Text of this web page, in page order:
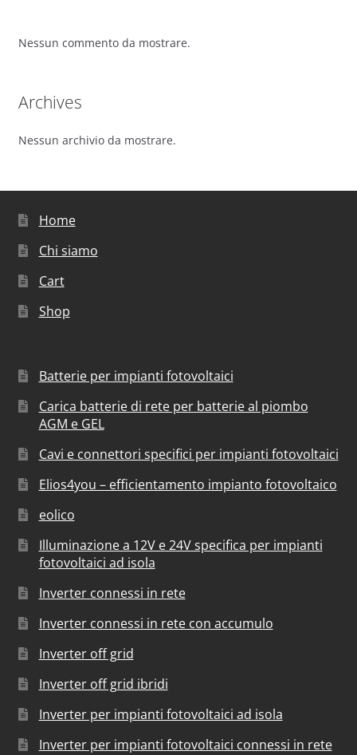
Nessun commento da mostrare.
Archives
Nessun archivio da mostrare.
Home
Chi siamo
Cart
Shop
Batterie per impianti fotovoltaici
Carica batterie di rete per batterie al piombo
AGM e GEL
Cavi e connettori specifici per impianti fotovoltaici
Elios4you – efficientamento impianto fotovoltaico
eolico
Illuminazione a 12V e 24V specifica per impianti
fotovoltaici ad isola
Inverter connessi in rete
Inverter connessi in rete con accumulo
Inverter off grid
Inverter off grid ibridi
Inverter per impianti fotovoltaici ad isola
Inverter per impianti fotovoltaici connessi in rete